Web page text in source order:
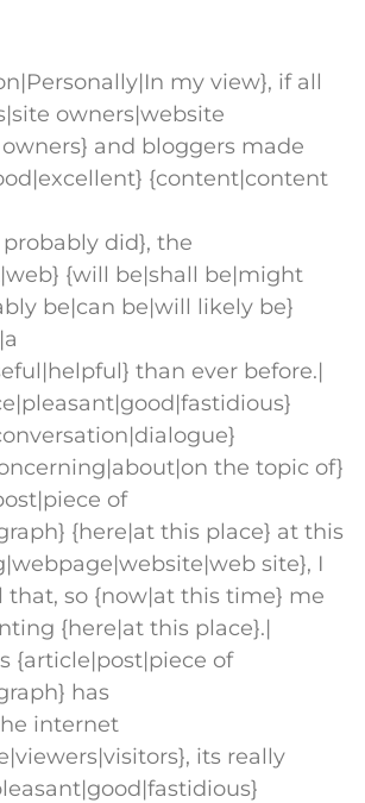
my view}, if all
owners|website
and bloggers made
{content|content
did}, the
{will be|shall be|might
be|can be|will likely be}
than ever before.|
the topic of}
of
{here|at this place} at this
site}, I
that, so {now|at this time} me
{here|at this place}.|
{article|post|piece of
has
internet
its really